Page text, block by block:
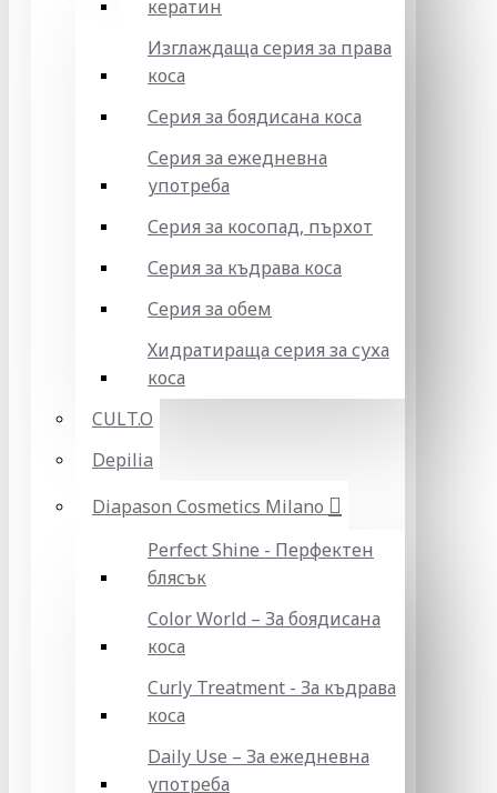
кератин
Изглаждаща серия за права
коса
Серия за боядисана коса
Серия за ежедневна
употреба
Серия за косопад, пърхот
Серия за къдрава коса
Серия за обем
Хидратираща серия за суха
коса
CULT.O
Depilia
Diapason Cosmetics Milano
Perfect Shine - Перфектен
блясък
Color World – За боядисана
коса
Curly Treatment - За къдрава
коса
Daily Use – За ежедневна
употреба